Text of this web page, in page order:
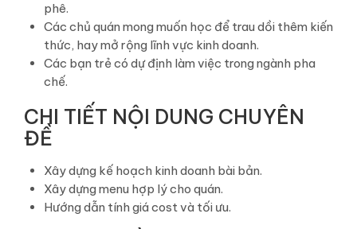
phê.
Các chủ quán mong muốn học để trau dồi thêm kiến
thức, hay mở rộng lĩnh vực kinh doanh.
Các bạn trẻ có dự định làm việc trong ngành pha
chế.
CHI TIẾT NỘI DUNG CHUYÊN
ĐỀ
Xây dựng kế hoạch kinh doanh bài bản.
Xây dựng menu hợp lý cho quán.
Hướng dẫn tính giá cost và tối ưu.